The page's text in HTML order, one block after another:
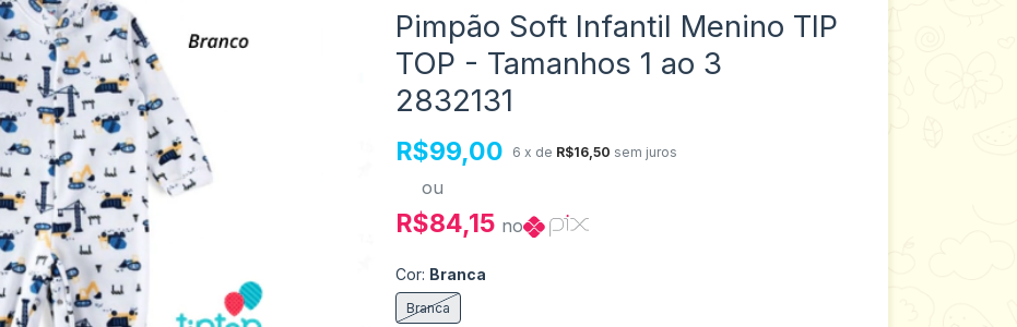
Pimpão Soft Infantil Menino TIP
TOP - Tamanhos 1 ao 3
2832131
R$99,00 6 x de R$16,50 sem juros
ou
R$84,15 no
Cor: Branca
Branca